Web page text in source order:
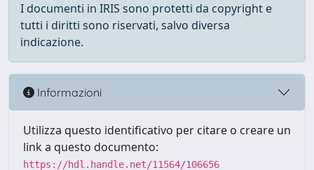
I documenti in IRIS sono protetti da copyright e
tutti i diritti sono riservati, salvo diversa
indicazione.
Informazioni
Utilizza questo identificativo per citare o creare un
link a questo documento:
https://hdl.handle.net/11564/106656